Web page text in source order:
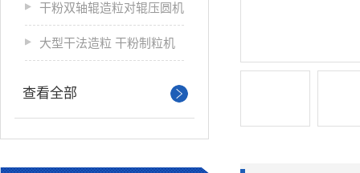
干粉双轴辊造粒对辊压圆机
大型干法造粒 干粉制粒机
查看全部